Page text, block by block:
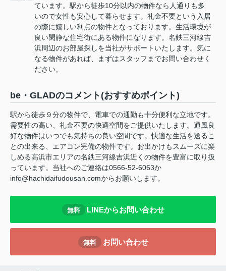
ています。駅から徒歩10分以内の物件なら人通りも多
いので女性も安心して暮らせます。礼金不要という入居
の際に嬉しい利点の物件となっております。生活環境が
良い閑静な住宅街にある物件になります。名鉄三河線吉
浜周辺のお部屋探しを当社がサポートいたします。気に
なる物件があれば、まずはスタッフまでお問い合わせく
ださい。
be・GLADのコメント(おすすめポイント)
駅から徒歩９分の物件で、電車での通勤も十分便利な立地です。
需要性の高い、礼金不要の快適空間をご提供いたします。通風良
好な物件はいつでも気持ちの良い空間です。快適な生活を送るこ
との出来る、エアコン完備の物件です。お出かけもスムーズに楽
しめる高浜市エリアの名鉄三河線吉浜近くの物件を豊富に取り扱
っています。当社へのご連絡は0566-52-6063か
info@hachidaifudousan.comからお願いします。
無料 LINEからお問い合わせ
無料 お問い合わせ